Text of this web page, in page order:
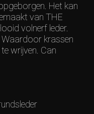
Het kan
van THE
volnerf leder.
Waardoor krassen
wrijven. Can